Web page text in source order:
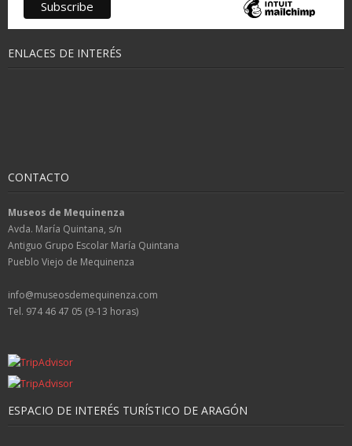
ENLACES DE INTERÉS
CONTACTO
Museos de Mequinenza
Avda. María Quintana, s/n
Antiguo Grupo Escolar María Quintana
Pueblo Viejo de Mequinenza
info@museosdemequinenza.com
Tel. 974 46 47 05 (9-13 horas)
ESPACIO DE INTERÉS TURÍSTICO DE ARAGÓN